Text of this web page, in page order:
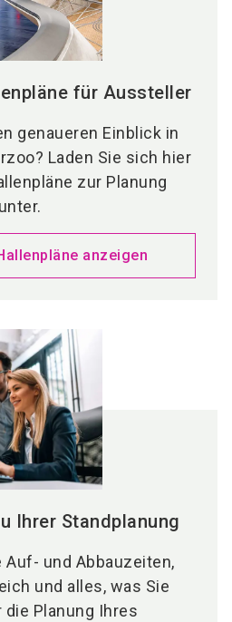
eine eigene
erreichbar unter
, auf der wir
Buchen Sie gerne hier,
Reisebüro Ihres
Sie direkt in Ihrem
für Aussteller
genaueren Einblick in
Laden Sie sich hier
zur Planung
anzeigen
Ihrer Standplanung
und Abbauzeiten,
und alles, was Sie
Planung Ihres